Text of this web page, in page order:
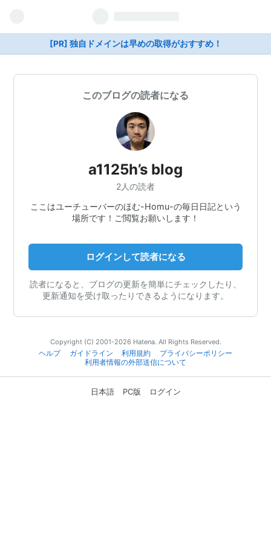
[PR] 独自ドメインは早めの取得がおすすめ！
このブログの読者になる
a1125h’s blog
2人の読者
ここはユーチューバーのほむ-Homu-の毎日日記という
場所です！ご閲覧お願いします！
ログインして読者になる
読者になると、ブログの更新を簡単にチェックしたり、
更新通知を受け取ったりできるようになります。
Copyright (C) 2001-2026 Hatena. All Rights Reserved.
ヘルプ
ガイドライン 利用規約
プライバシーポリシー
利用者情報の外部送信について
日本語 PC版 ログイン